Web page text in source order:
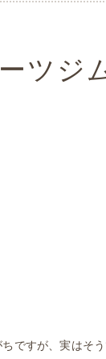
ツジ
ですが、実はそう